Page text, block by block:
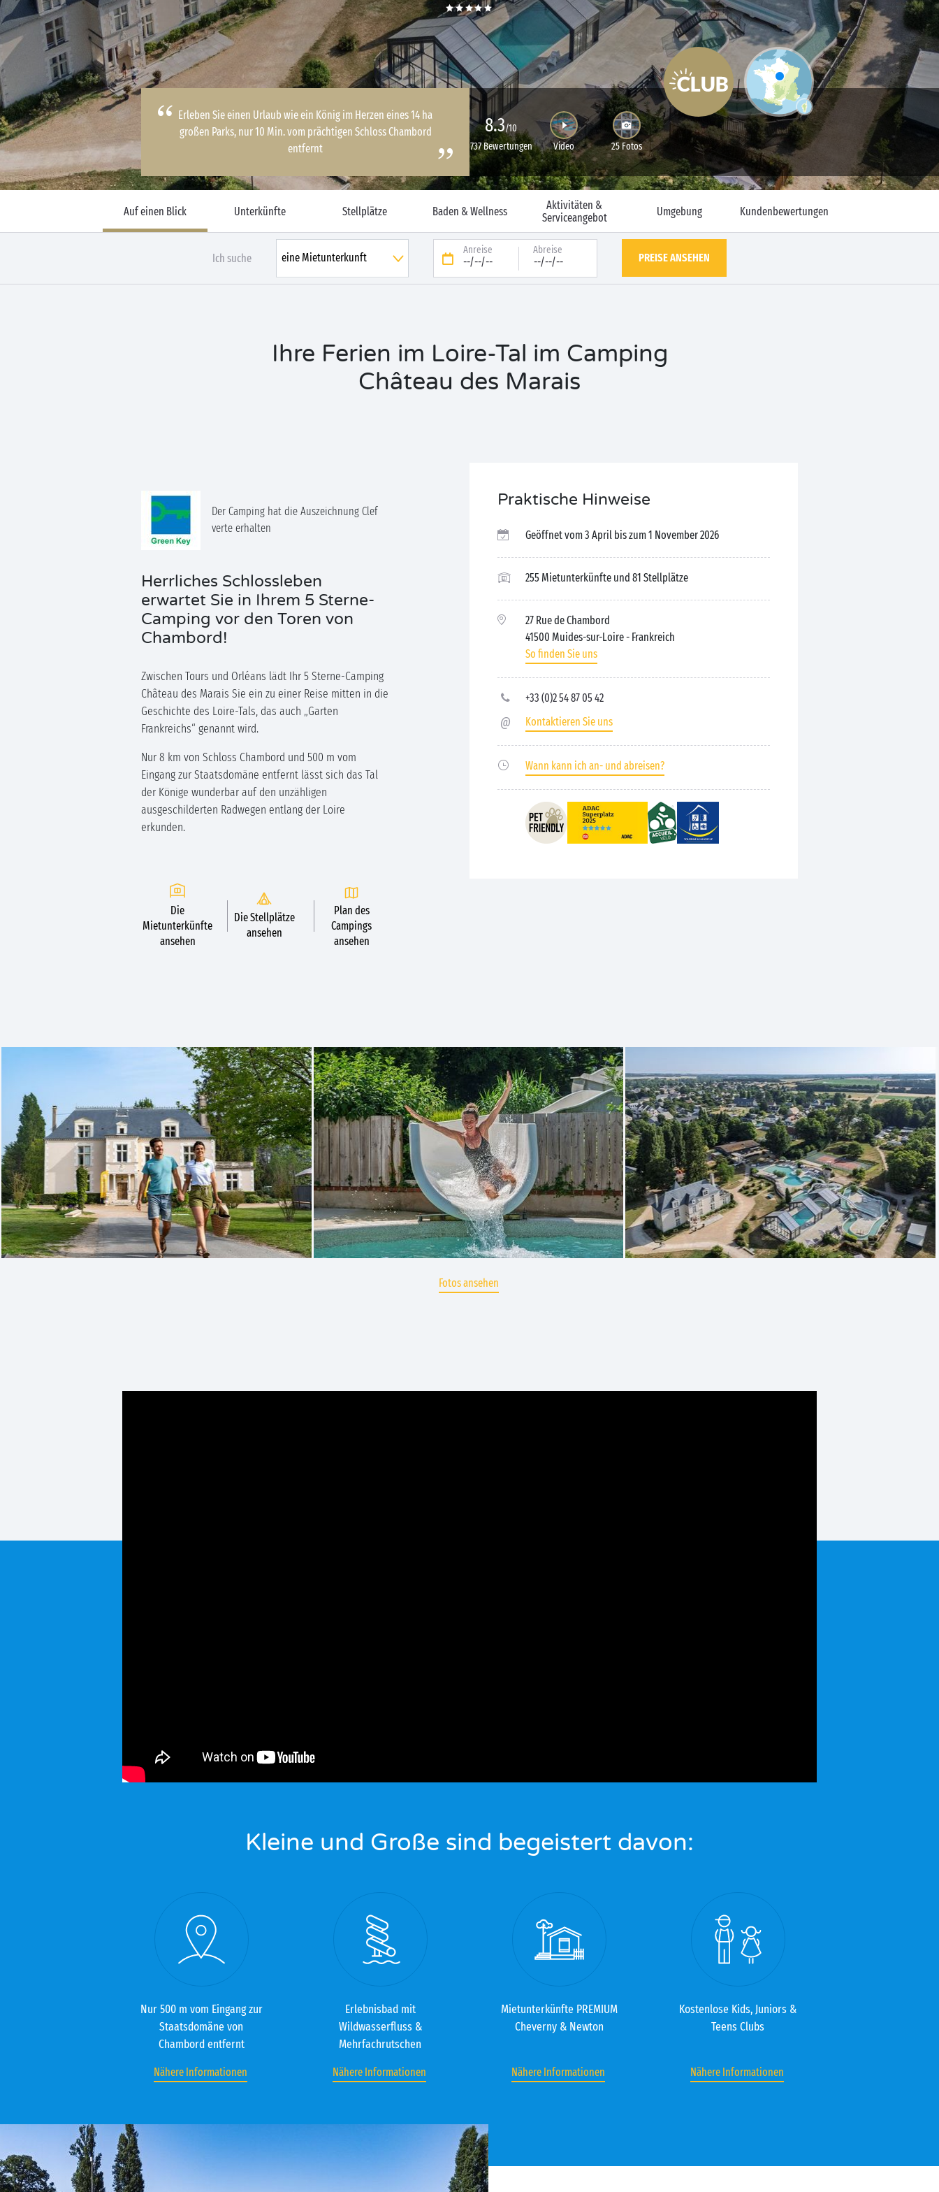
Erleben Sie einen Urlaub wie ein König im Herzen eines 14 ha
großen Parks, nur 10 Min. vom prächtigen Schloss Chambord
entfernt
8.3/10
737 Bewertungen
Video 25 Fotos
Auf einen Blick Unterkünfte Stellplätze Baden & Wellness
Aktivitäten &
Serviceangebot
Umgebung Kundenbewertungen
Ich suche
Anreise
--/--/--
Abreise
--/--/-- PREISE ANSEHEN
Ihre Ferien im Loire-Tal im Camping
Château des Marais
Der Camping hat die Auszeichnung Clef
verte erhalten
Herrliches Schlossleben
erwartet Sie in Ihrem 5 Sterne-
Camping vor den Toren von
Chambord!
Zwischen Tours und Orléans lädt Ihr 5 Sterne-Camping
Château des Marais Sie ein zu einer Reise mitten in die
Geschichte des Loire-Tals, das auch „Garten
Frankreichs“ genannt wird.
Nur 8 km von Schloss Chambord und 500 m vom
Eingang zur Staatsdomäne entfernt lässt sich das Tal
der Könige wunderbar auf den unzähligen
ausgeschilderten Radwegen entlang der Loire
erkunden.
Die
Mietunterkünfte
ansehen
Die Stellplätze
ansehen
Plan des
Campings
ansehen
Praktische Hinweise
Geöffnet vom 3 April bis zum 1 November 2026
255 Mietunterkünfte und 81 Stellplätze
27 Rue de Chambord
41500 Muides-sur-Loire- Frankreich
So finden Sie uns
+33 (0)2 54 87 05 42
Kontaktieren Sie uns
Wann kann ich an- und abreisen?
Fotos ansehen
Kleine und Große sind begeistert davon:
Nur 500 m vom Eingang zur
Staatsdomäne von
Chambord entfernt
Nähere Informationen
Erlebnisbad mit
Wildwasserfluss &
Mehrfachrutschen
Nähere Informationen
Mietunterkünfte PREMIUM
Cheverny & Newton
Nähere Informationen
Kostenlose Kids, Juniors &
Teens Clubs
Nähere Informationen